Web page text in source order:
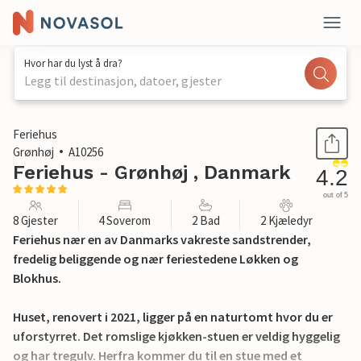
Hvor har du lyst å dra?
Legg til destinasjon, datoer, gjester
1 / 33
Feriehus
Grønhøj
A10256
Feriehus - Grønhøj , Danmark 4.2
out of 5
8 Gjester 4 Soverom 2 Bad 2 Kjæledyr
Feriehus nær en av Danmarks vakreste sandstrender,
fredelig beliggende og nær feriestedene Løkken og
Blokhus.
Huset, renovert i 2021, ligger på en naturtomt hvor du er
uforstyrret. Det romslige kjøkken-stuen er veldig hyggelig
og har tregulv. Herfra kommer du til en stue med et